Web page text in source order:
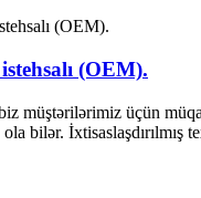
(OEM).
müştərilərimiz üçün
bilər. İxtisaslaşdırılmış